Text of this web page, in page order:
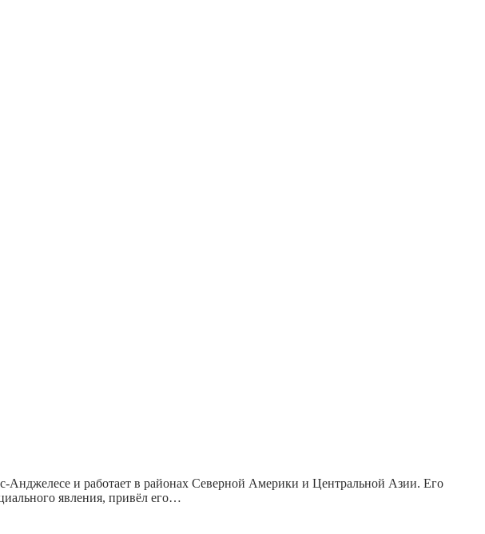
и работает в районах Северной Америки и Центральной Азии. Его
явления, привёл его…